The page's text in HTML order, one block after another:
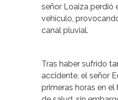
señor Loaiza perdió
vehículo,
canal pluvial.
Tras haber sufrido
accidente, el señor
primeras horas en